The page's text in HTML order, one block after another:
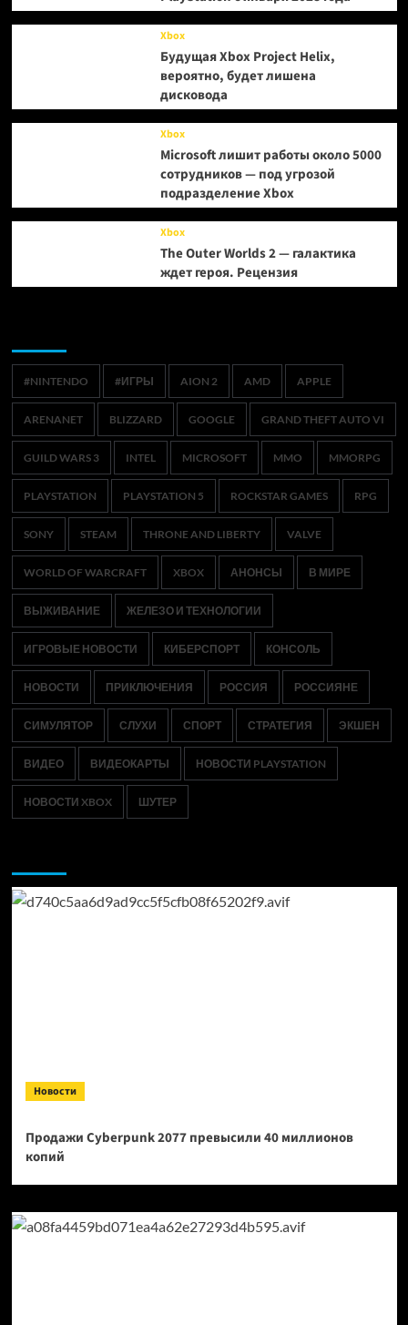
Xbox
Будущая Xbox Project Helix,
вероятно, будет лишена
дисковода
Xbox
Microsoft лишит работы около 5000
сотрудников — под угрозой
подразделение Xbox
Xbox
The Outer Worlds 2 — галактика
ждет героя. Рецензия
#NINTENDO #ИГРЫ AION 2 AMD APPLE
ARENANET BLIZZARD GOOGLE GRAND THEFT AUTO VI
GUILD WARS 3 INTEL MICROSOFT MMO MMORPG
PLAYSTATION PLAYSTATION 5 ROCKSTAR GAMES RPG
SONY STEAM THRONE AND LIBERTY VALVE
WORLD OF WARCRAFT XBOX АНОНСЫ В МИРЕ
ВЫЖИВАНИЕ ЖЕЛЕЗО И ТЕХНОЛОГИИ
ИГРОВЫЕ НОВОСТИ КИБЕРСПОРТ КОНСОЛЬ
НОВОСТИ ПРИКЛЮЧЕНИЯ РОССИЯ РОССИЯНЕ
СИМУЛЯТОР СЛУХИ СПОРТ СТРАТЕГИЯ ЭКШЕН
ВИДЕО ВИДЕОКАРТЫ НОВОСТИ PLAYSTATION
НОВОСТИ XBOX ШУТЕР
Новости
Продажи Cyberpunk 2077 превысили 40 миллионов
копий